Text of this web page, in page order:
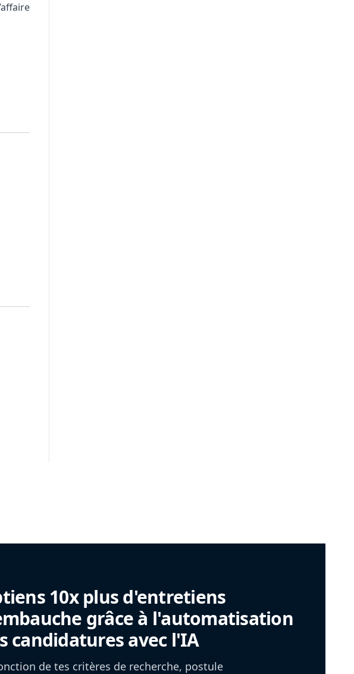
10x plus d'entretiens
grâce à l'automatisation
candidatures avec l'IA
de tes critères de recherche, postule